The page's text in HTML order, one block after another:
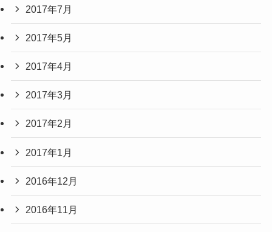
2017年7月
2017年5月
2017年4月
2017年3月
2017年2月
2017年1月
2016年12月
2016年11月